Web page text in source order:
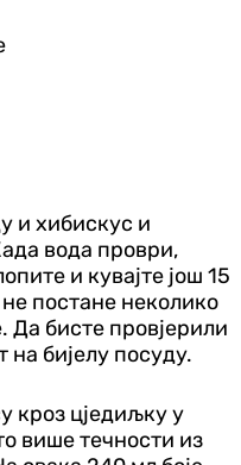
и хибискус и
вода проври,
и кувајте још 15
постане неколико
Да бисте провјерили
на бијелу посуду.
кроз цједиљку у
више течности из